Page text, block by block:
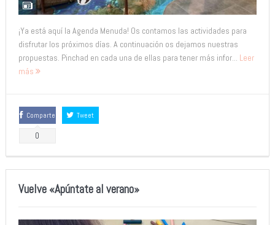
¡Ya está aquí la Agenda Menuda! Os contamos las actividades para
disfrutar los próximos días. A continuación os dejamos nuestras
propuestas. Pinchad en cada una de ellas para tener más infor... Leer
más
Comparte
0
Tweet
Vuelve «Apúntate al verano»